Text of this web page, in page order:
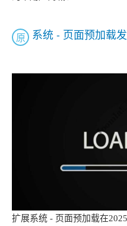
系统 - 页面预加载
原
扩展系统 - 页面预加载在